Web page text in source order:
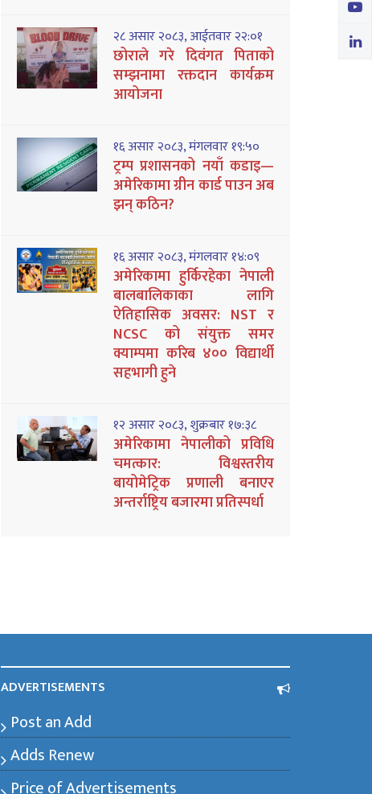
२८ असार २०८३, आईतवार २२:०१
छोराले गरे दिवंगत पिताको
सम्झनामा रक्तदान कार्यक्रम
आयोजना
१६ असार २०८३, मंगलवार १९:५०
ट्रम्प प्रशासनको नयाँ कडाइ—
अमेरिकामा ग्रीन कार्ड पाउन अब
झन् कठिन?
१६ असार २०८३, मंगलवार १४:०९
अमेरिकामा हुर्किरहेका नेपाली
बालबालिकाका लागि
ऐतिहासिक अवसर: NST र
NCSC को संयुक्त समर
क्याम्पमा करिब ४०० विद्यार्थी
सहभागी हुने
१२ असार २०८३, शुक्रबार १७:३८
अमेरिकामा नेपालीको प्रविधि
चमत्कार: विश्वस्तरीय
बायोमेट्रिक प्रणाली बनाएर
अन्तर्राष्ट्रिय बजारमा प्रतिस्पर्धा
ADVERTISEMENTS
Post an Add
Adds Renew
Price of Advertisements